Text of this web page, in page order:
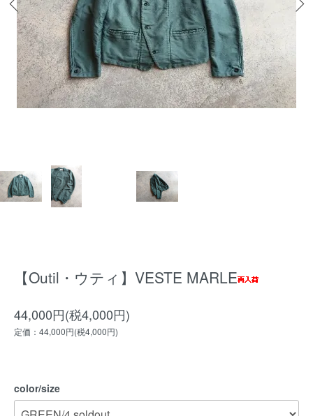
【Outil・ウティ】VESTE MARLE
44,000円(税4,000円)
定価：44,000円(税4,000円)
color/size